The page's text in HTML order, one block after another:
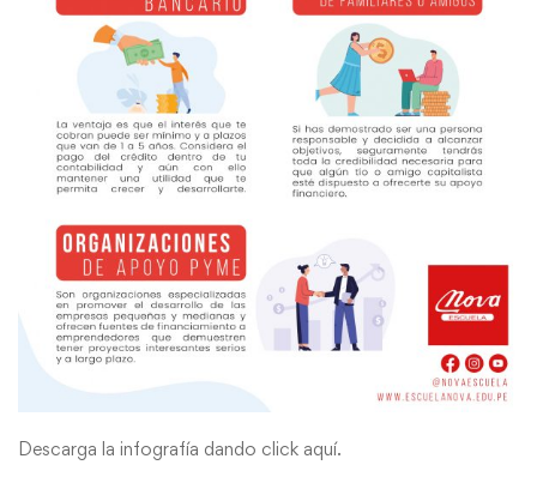
Descarga la infografía dando click aquí.